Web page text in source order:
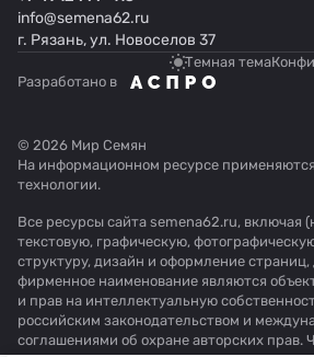
info@semena62.ru
г. Рязань, ул. Новоселов 37
Темная тема
Разработано в
© 2026 Мир Семян
На информационном ресурсе применяются
технологии.
Все ресурсы сайта semena62.ru, включая
текстовую, графическую,
структуру, дизайн и оформление
фирменное наименование являются
и прав на интеллектуальную
российским законодательством и
соглашениями об охране авторских прав.